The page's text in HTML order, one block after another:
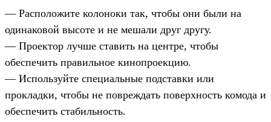
— Расположите колоноки так, чтобы они были на
одинаковой высоте и не мешали друг другу.
— Проектор лучше ставить на центре, чтобы
обеспечить правильное кинопроекцию.
— Используйте специальные подставки или
прокладки, чтобы не повреждать поверхность комода и
обеспечить стабильность.